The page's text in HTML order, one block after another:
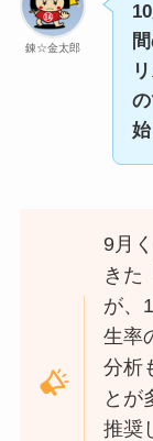
錬☆金太郎
9月
きた
が、
生率
分析
とが
推奨